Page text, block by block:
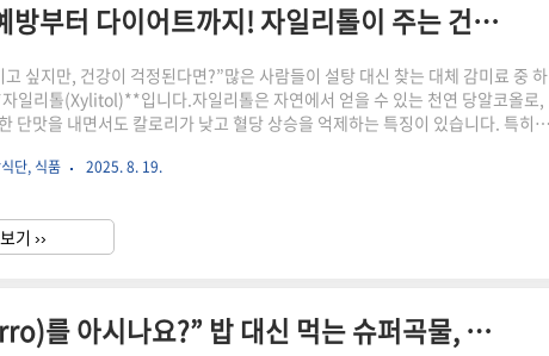
착한 단맛, 자일리톨 “충치 예방부터 다이어트까지! 자일리톨이 주는 건강 효과”
고 싶지만, 건강이 걱정된다면?”많은 사람들이 설탕 대신 찾는 대체 감미료 중 하
일리톨(Xylitol)**입니다.자일리톨은 자연에서 얻을 수 있는 천연 당알코올로,
단맛을 내면서도 칼로리가 낮고 혈당 상승을 억제하는 특징이 있습니다. 특히
식에도 자주 활용되며, ‘착한 단맛’으로 자리 잡고 있습니다. 이번 글에서는 자일
이란 무엇일까?자일리톨의 특징과 과학적 원리건강 효과 – 충치 예방부터 다이
리톨 섭취 시 주의할 점일상에서 자일리톨 활용법 ..
단, 식품 2025. 8. 19.
기 ››
“고대 곡물의 귀환, 파로(Farro)를 아시나요?” 밥 대신 먹는 슈퍼곡물, 파로의 모든 것